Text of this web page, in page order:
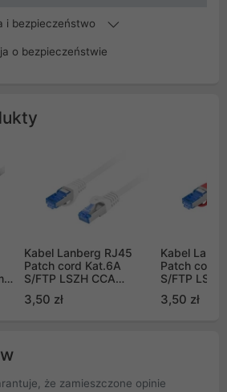
i bezpieczeństwo
o bezpieczeństwie
Kabel Lanberg RJ45
Patch cord Kat.6A
S/FTP LSZH CCA
0.25m Biały Fluke
Passed
3,50 zł
Kabel
Patch cord
S/FTP
0.25m
Passed
3,50 zł
że zamieszczone opinie